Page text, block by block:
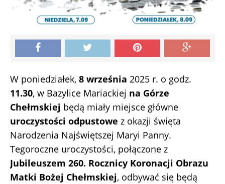
W poniedziałek, 8 września 2025 r. o godz.
11.30, w Bazylice Mariackiej na Górze
Chełmskiej będą miały miejsce główne
uroczystości odpustowe z okazji święta
Narodzenia Najświętszej Maryi Panny.
Tegoroczne uroczystości, połączone z
Jubileuszem 260. Rocznicy Koronacji Obrazu
Matki Bożej Chełmskiej, odbywać się będą